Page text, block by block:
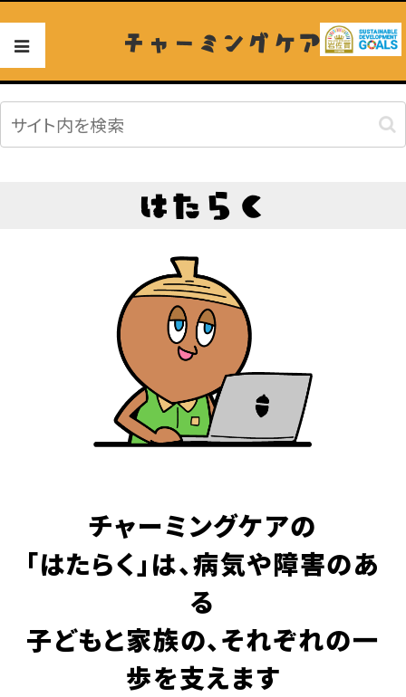
チャーミングケア
はたらく
チャーミングケアの
「はたらく」は、病気や障害のあ
る
子どもと家族の、それぞれの一
歩を支えます